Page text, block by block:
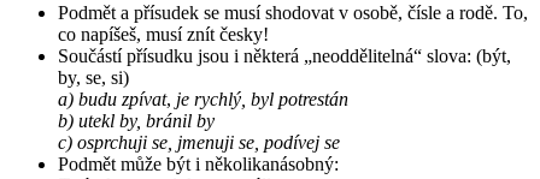
Podmět a přísudek se musí shodovat v osobě, čísle a rodě. To,
co napíšeš, musí znít česky!
Součástí přísudku jsou i některá „neoddělitelná“ slova: (být,
by, se, si)
a) budu zpívat, je rychlý, byl potrestán
b) utekl by, bránil by
c) osprchuji se, jmenuji se, podívej se
Podmět může být i několikanásobný: